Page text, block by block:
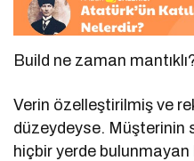
Build ne zaman
Verin özelleştirilmiş ve
düzeydeyse. Müşterinin
hiçbir yerde